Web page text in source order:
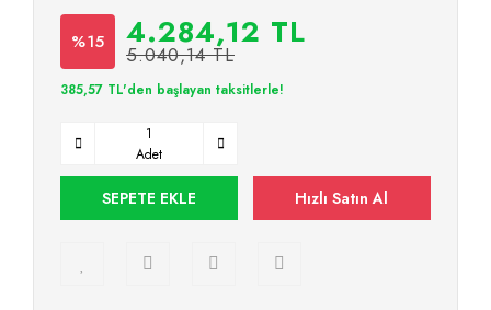
%15 4.284,12 TL
5.040,14 TL
385,57 TL'den başlayan taksitlerle!
Adet
SEPETE EKLE Hızlı Satın Al